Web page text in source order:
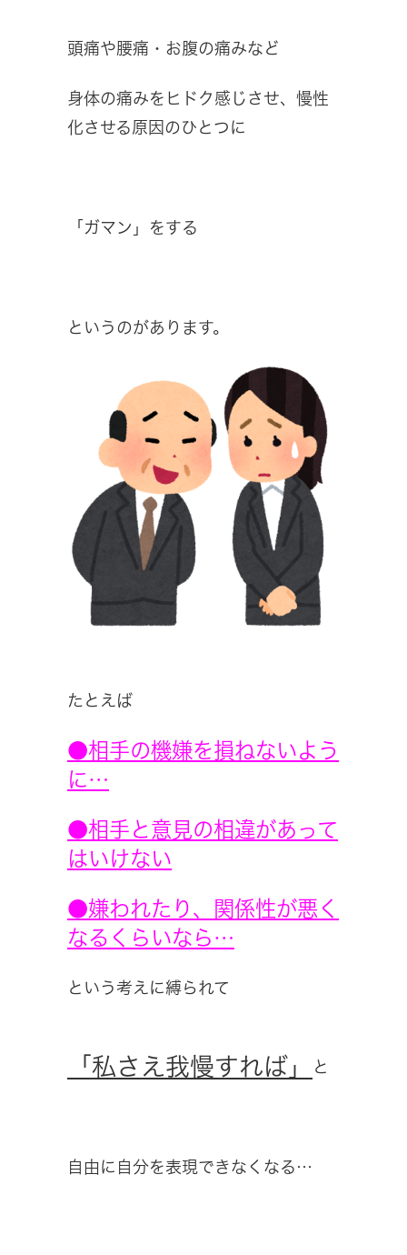
頭痛や腰痛・お腹の痛みなど
身体の痛みをヒドク感じさせ、慢性
化させる原因のひとつに
「ガマン」をする
というのがあります。
たとえば
●相手の機嫌を損ねないよう
に…
●相手と意見の相違があって
はいけない
●嫌われたり、関係性が悪く
なるくらいなら…
という考えに縛られて
「私さえ我慢すれば」 と
自由に自分を表現できなくなる…